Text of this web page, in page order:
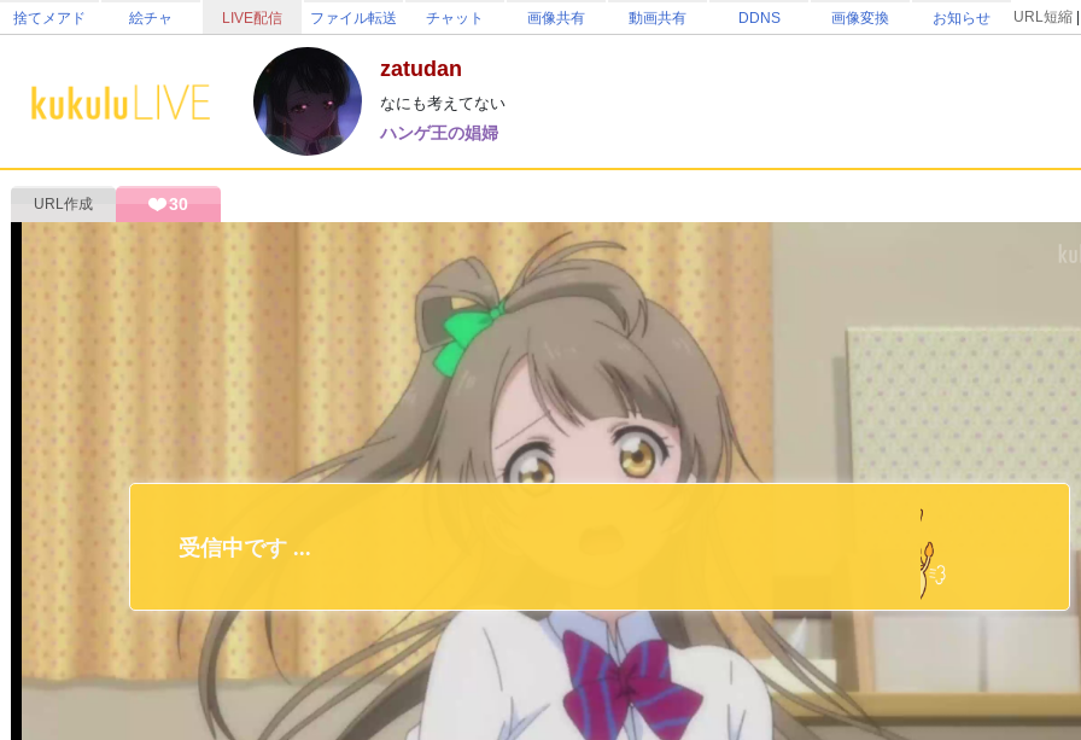
捨てメアド 絵チャ LIVE配信 ファイル転送 チャット 画像共有 動画共有 DDNS 画像変換 お知らせ URL短縮
zatudan
なにも考えてない
ハンゲ王の娼婦
URL作成 30